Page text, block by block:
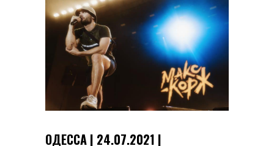
ОДЕССА | 24.07.2021 |